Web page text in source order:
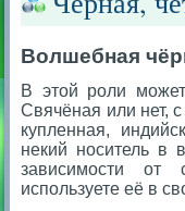
Волшебная
В этой роли
Свячёная или нет,
купленная,
некий носитель в
зависимости
используете её в